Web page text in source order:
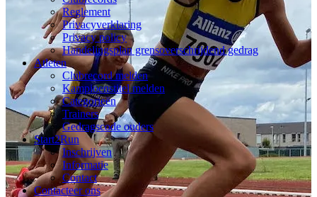
Reglement
Privacyverklaring
Privacy policy
Handelingsplan grensoverschrijdend gedrag
Atleten
Clubrecord melden
Kampioenstitel melden
Categorieën
Trainers
Gedragscode ouders
Start2Run
Inschrijven
Informatie
Contact
Contacteer ons